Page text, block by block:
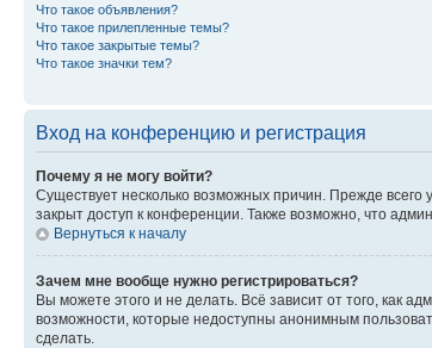
Что такое объявления?
Что такое прилепленные темы?
Что такое закрытые темы?
Что такое значки тем?
Вход на конференцию и регистрация
Почему я не могу войти?
Существует несколько возможных причин. Прежде
закрыт доступ к конференции. Также возможно, что
Вернуться к началу
Зачем мне вообще нужно регистрироваться?
Вы можете этого и не делать. Всё зависит от того, как
возможности, которые недоступны анонимным
сделать.